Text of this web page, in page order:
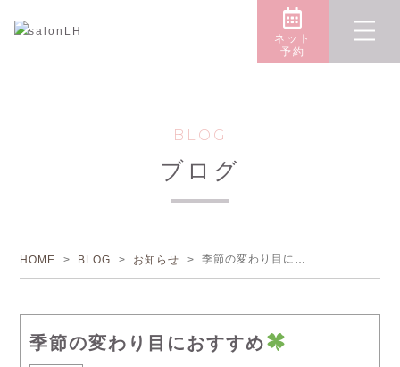
ネット
予約
BLOG
ブログ
HOME > BLOG > お知らせ > 季節の変わり目におすすめ
季節の変わり目におすすめ